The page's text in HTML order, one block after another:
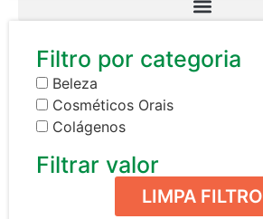
Filtro por categoria
Beleza
Cosméticos Orais
Colágenos
Filtrar valor
LIMPA FILTRO